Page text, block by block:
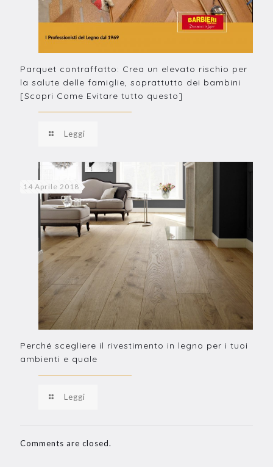
Parquet contraffatto: Crea un elevato rischio per
la salute delle famiglie, soprattutto dei bambini
[Scopri Come Evitare tutto questo]
Leggi
14 Aprile 2018
Perché scegliere il rivestimento in legno per i tuoi
ambienti e quale
Leggi
Comments are closed.